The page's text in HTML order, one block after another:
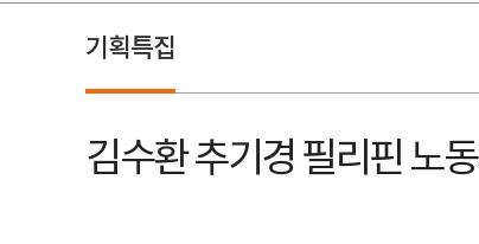
기획특집
김수환 추기경 필리핀 노